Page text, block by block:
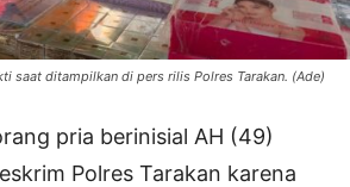
saat ditampilkan di pers rilis Polres Tarakan. (Ade)
pria berinisial AH (49)
Polres Tarakan karena